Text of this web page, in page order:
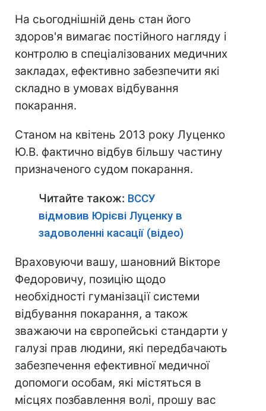
На сьогоднішній день стан його
здоров'я вимагає постійного нагляду і
контролю в спеціалізованих медичних
закладах, ефективно забезпечити які
складно в умовах відбування
покарання.
Станом на квітень 2013 року Луценко
Ю.В. фактично відбув більшу частину
призначеного судом покарання.
Читайте також: ВССУ
відмовив Юрієві Луценку в
задоволенні касації (відео)
Враховуючи вашу, шановний Вікторе
Федоровичу, позицію щодо
необхідності гуманізації системи
відбування покарання, а також
зважаючи на європейські стандарти у
галузі прав людини, які передбачають
забезпечення ефективної медичної
допомоги особам, які містяться в
місцях позбавлення волі, прошу вас